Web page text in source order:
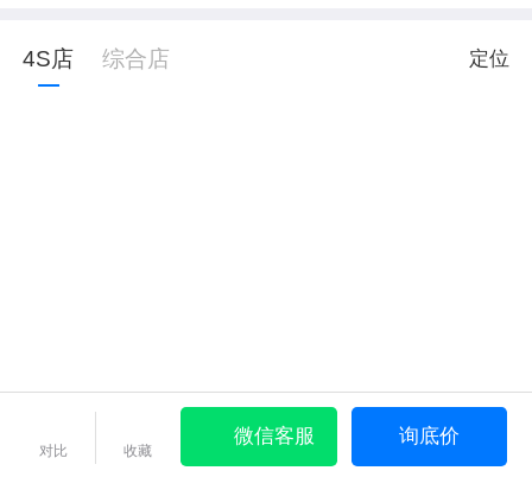
4S店 综合店 定位
对比 收藏
微信客服 询底价